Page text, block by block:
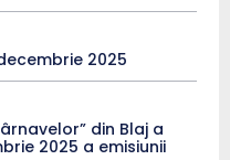
2025
din Blaj a
2025 a emisiunii